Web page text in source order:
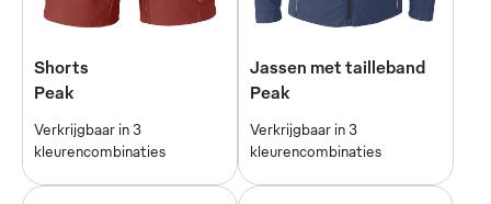
Shorts
Peak
Verkrijgbaar in 3
kleurencombinaties
Jassen met tailleband
Peak
Verkrijgbaar in 3
kleurencombinaties